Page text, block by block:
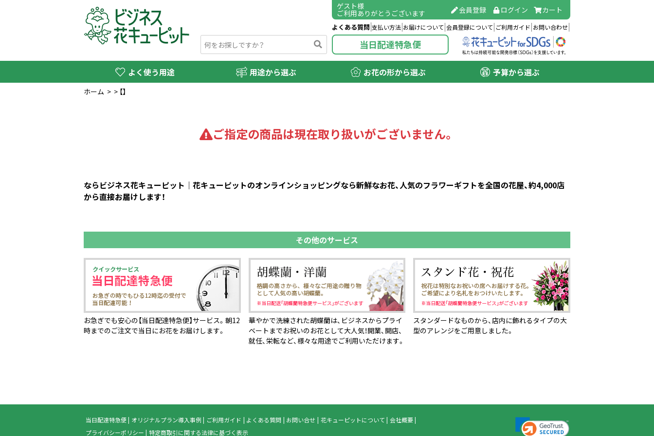
ゲスト様
ご利用ありがとうございます 会員登録 ログイン カート
よくある質問 支払い方法 お届けについて 会員登録について ご利用ガイド お問い合わせ
当日配達特急便
よく使う用途 用途から選ぶ お花の形から選ぶ 予算から選ぶ
ホーム > > 【】
ご指定の商品は現在取り扱いがございません。
ならビジネス花キューピット｜花キューピットのオンラインショッピングなら新鮮なお花、人気のフラワーギフトを全国の花屋、約4,000店
から直接お届けします！
その他のサービス
お急ぎでも安心の【当日配達特急便】サービス。朝12
時までのご注文で当日にお花をお届けします。
華やかで洗練された胡蝶蘭は、ビジネスからプライ
ベートまでお祝いのお花として大人気！開業、開店、
就任、栄転など、様々な用途でご利用いただけます。
スタンダードなものから、店内に飾れるタイプの大
型のアレンジをご用意しました。
当日配達特急便 オリジナルプラン導入事例 ご利用ガイド よくある質問 お問い合せ 花キューピットについて
会社概要
プライバシーポリシー
特定商取引に関する法律に基づく表示